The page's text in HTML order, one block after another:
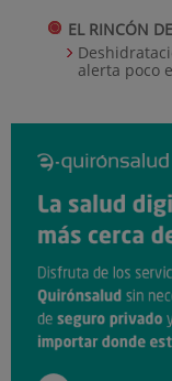
EL RINCÓN
alerta poco